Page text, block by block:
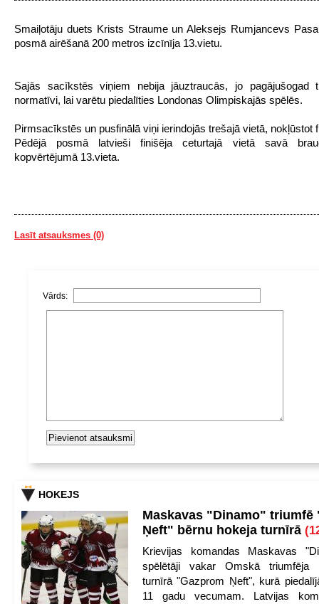
Smaiļotāju duets Krists Straume un Aleksejs Rumjancevs
posmā airēšanā 200 metros izcīnīja 13.vietu.
Sajās sacīkstēs viņiem nebija jāuztraucās, jo pagājušogad
normatīvi, lai varētu piedalīties Londonas Olimpiskajās spēlēs.
Pirmsacīkstēs un pusfinālā viņi ierindojās trešajā vietā, nokļūstot
Pēdējā posmā latvieši finišēja ceturtajā vietā savā
kopvērtējumā 13.vieta.
Lasīt atsauksmes (0)
Vārds:
HOKEJS
Maskavas "Dinamo" triumfē
Ņeft" bērnu hokeja turnīrā
Krievijas komandas Maskavas
spēlētāji vakar Omskā triumfēja
turnīrā "Gazprom Ņeft", kurā
11 gadu vecumam. Latvijas